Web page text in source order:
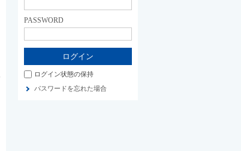
Linkedin
PASSWORD
ログイン状態の保持
パスワードを忘れた場合